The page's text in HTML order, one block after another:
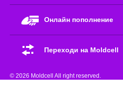
Онлайн пополнение
Переходи на Moldcell
© 2026 Moldcell All right reserved.